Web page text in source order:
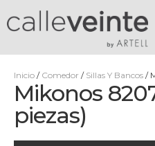
Inicio / Comedor / Sillas Y Bancos /
Mikonos
piezas)